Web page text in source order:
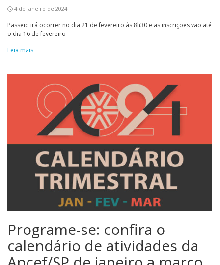
4 de janeiro de 2024
Passeio irá ocorrer no dia 21 de fevereiro às 8h30 e as inscrições vão até
o dia 16 de fevereiro
Leia mais
Programe-se: confira o
calendário de atividades da